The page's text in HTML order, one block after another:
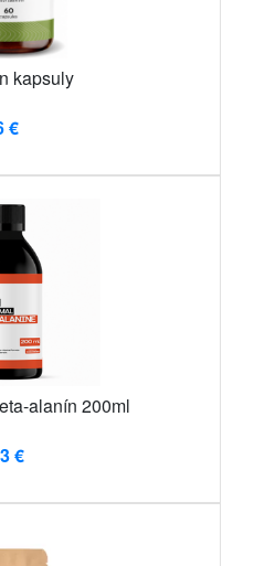
kapsuly
€
alanín 200ml
€